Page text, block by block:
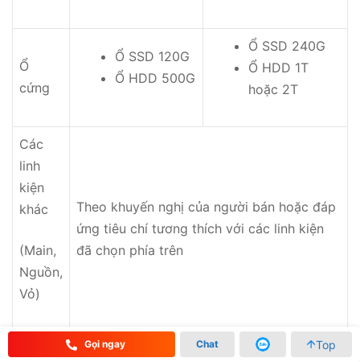
Ổ
cứng
Ổ SSD 120G
Ổ HDD 500G
Ổ SSD 240G
Ổ HDD 1T
hoặc 2T
Các
linh
kiện
khác
(Main,
Nguồn,
Vỏ)
Theo khuyến nghị của người bán hoặc đáp
ứng tiêu chí tương thích với các linh kiện
đã chọn phía trên
Gọi ngay Chat Top